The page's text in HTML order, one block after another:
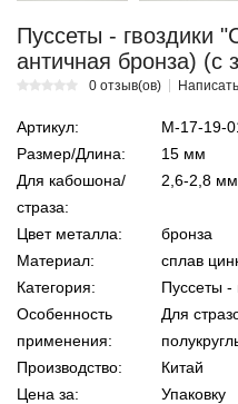
Пуссеты - гвоздики
античная бронза) (с
0 отзыв(ов)
Артикул:
М-17-19-
Размер/Длина:
15 мм
Для кабошона/
страза:
2,6-2,8 мм
Цвет металла:
бронза
Материал:
сплав
Категория:
Пуссеты -
Особенность
применения:
Для
Производство:
Китай
Цена за:
Упаковку